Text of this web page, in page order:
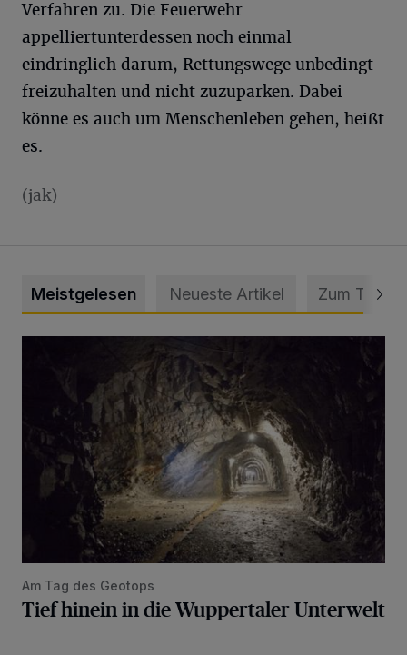
Verfahren zu. Die Feuerwehr
appelliertunterdessen noch einmal
eindringlich darum, Rettungswege unbedingt
freizuhalten und nicht zuzuparken. Dabei
könne es auch um Menschenleben gehen, heißt
es.
(jak)
Meistgelesen Neueste Artikel Zum Thema
Am Tag des Geotops
Tief hinein in die Wuppertaler Unterwelt